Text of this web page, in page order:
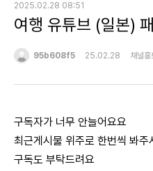
2025.02.28 08:51
여행 유튜브 (일본)
95b608f5 25.02.28 채널홍
구독자가 너무 안늘어요요
최근게시물 위주로 한번씩 봐
구독도 부탁드려요